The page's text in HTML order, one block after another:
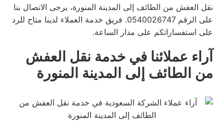
نقل العفش من الطائف إلى المدينة المنورة، يرجى الاتصال بنا
على الرقم 0540026747. فريق خدمة العملاء لدينا متاح للرد
على استفساراتكم على مدار الساعة.
آراء عملائنا في خدمة نقل العفش
من الطائف إلى المدينة المنورة